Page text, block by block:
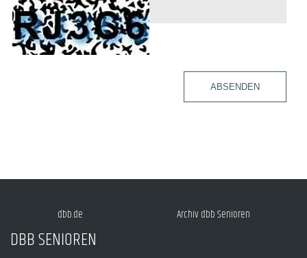
ABSENDEN
dbb.de Archiv dbb Senioren
DBB SENIOREN